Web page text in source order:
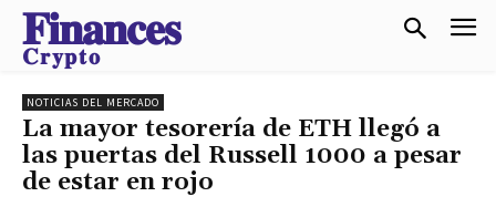
𝐅𝐢𝐧𝐚𝐧𝐜𝐞𝐬
𝐂𝐫𝐲𝐩𝐭𝐨
NOTICIAS DEL MERCADO
La mayor tesorería de ETH llegó a
las puertas del Russell 1000 a pesar
de estar en rojo